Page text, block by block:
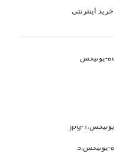
خرید اینترنتی